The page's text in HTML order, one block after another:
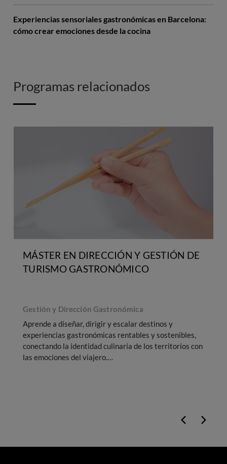
Experiencias sensoriales gastronómicas en Barcelona:
cómo crear emociones desde la cocina
Programas relacionados
MÁSTER EN DIRECCIÓN Y GESTIÓN DE
TURISMO GASTRONÓMICO
Gestión y Dirección Gastronómica
Aprende a diseñar, dirigir y escalar destinos y
experiencias gastronómicas rentables y sostenibles,
conectando la identidad culinaria de los territorios con
las emociones del viajero.